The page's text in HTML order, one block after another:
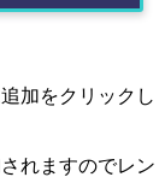
加をクリックし
れますのでレン